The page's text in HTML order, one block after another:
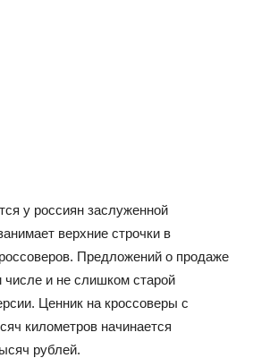
у россиян заслуженной
верхние строчки в
Предложений о продаже
числе и не слишком старой
Ценник на кроссоверы с
километров начинается
рублей.